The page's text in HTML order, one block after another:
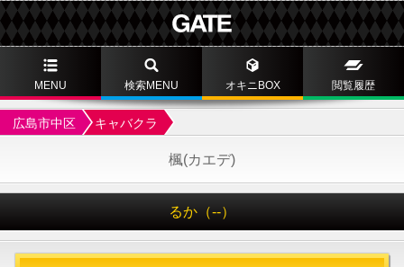
MENU 検索MENU オキニBOX 閲覧履歴
広島市中区 キャバクラ
楓(カエデ)
るか（--）